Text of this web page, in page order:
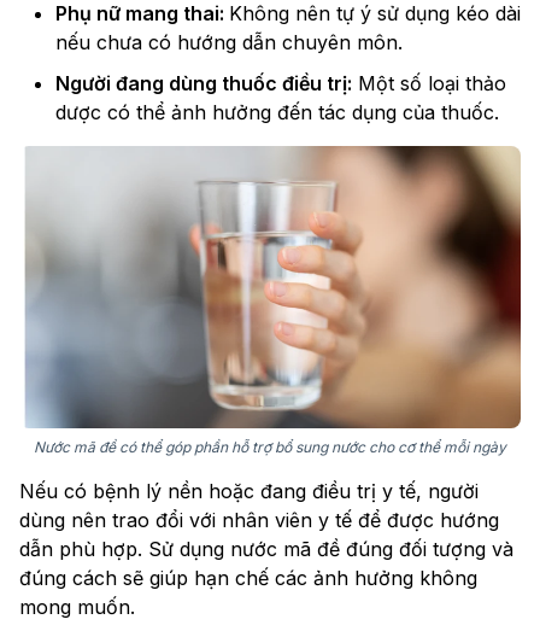
Phụ nữ mang thai: Không nên tự ý sử dụng kéo dài
nếu chưa có hướng dẫn chuyên môn.
Người đang dùng thuốc điều trị: Một số loại thảo
dược có thể ảnh hưởng đến tác dụng của thuốc.
Nước mã đề có thể góp phần hỗ trợ bổ sung nước cho cơ thể mỗi ngày
Nếu có bệnh lý nền hoặc đang điều trị y tế, người
dùng nên trao đổi với nhân viên y tế để được hướng
dẫn phù hợp. Sử dụng nước mã đề đúng đối tượng và
đúng cách sẽ giúp hạn chế các ảnh hưởng không
mong muốn.